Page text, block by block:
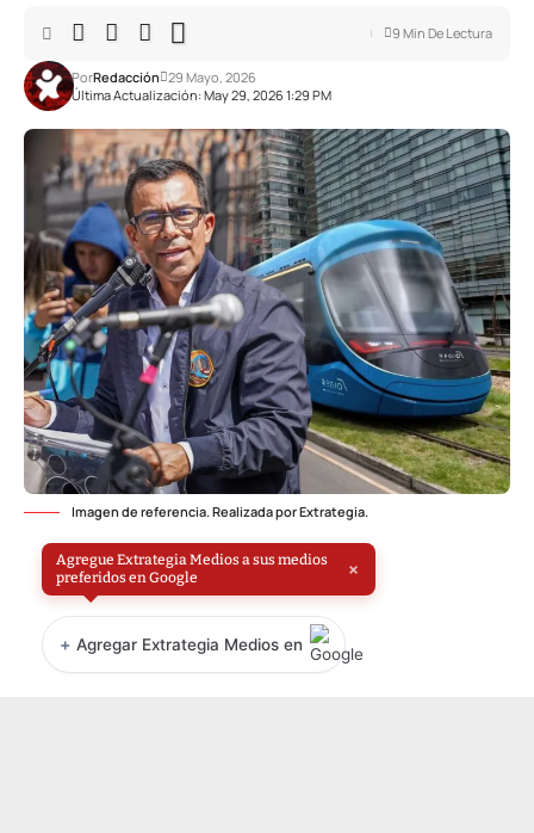
Última Actualización: May 29, 2026 1:29 PM
PorRedacción 29 Mayo, 2026
9 Min De Lectura
Imagen de referencia. Realizada por Extrategia.
Agregue Extrategia Medios a sus medios
preferidos en Google
×
+ Agregar Extrategia Medios en